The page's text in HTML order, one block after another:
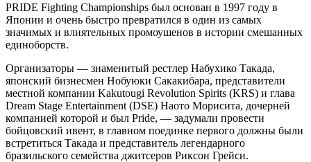
PRIDE Fighting Championships был основан в 1997 году в
Японии и очень быстро превратился в один из самых
значимых и влиятельных промоушенов в истории смешанных
единоборств.
Организаторы — знаменитый рестлер Набухико Такада,
японский бизнесмен Нобуюки Сакакибара, представители
местной компании Kakutougi Revolution Spirits (KRS) и глава
Dream Stage Entertainment (DSE) Наото Морисита, дочерней
компанией которой и был Pride, — задумали провести
бойцовский ивент, в главном поединке первого должны были
встретиться Такада и представитель легендарного
бразильского семейства джитсеров Риксон Грейси.